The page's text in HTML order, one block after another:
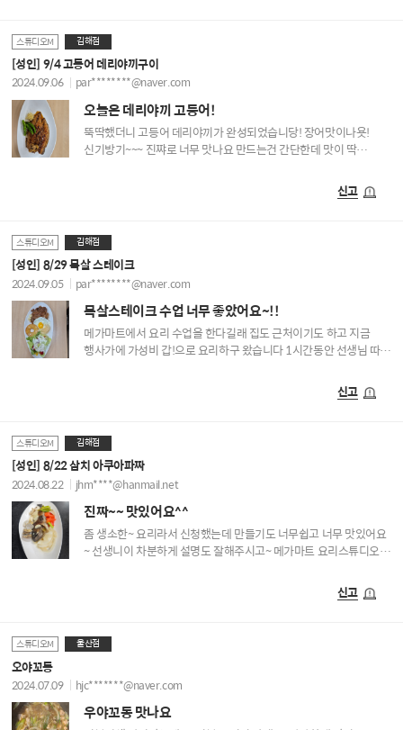
스튜디오M 김해점
[성인] 9/4 고등어 데리야끼구이
2024.09.06 par********@naver.com
오늘은 데리야끼 고등어!
뚝딱했더니 고등어 데리야끼가 완성되었습니당! 장어맛이나욧!
신기방기~~~ 진쨔로 너무 맛나요 만드는건 간단한데 맛이 딱
신고
스튜디오M 김해점
[성인] 8/29 목살 스테이크
2024.09.05 par********@naver.com
목살스테이크 수업 너무 좋았어요~!!
메가마트에서 요리 수업을 한다길래 집도 근처이기도 하고 지금
행사가에 가성비 갑!으로 요리하구 왔습니다 1시간동안 선생님 따라
신고
스튜디오M 김해점
[성인] 8/22 삼치 아쿠아파짜
2024.08.22 jhm****@hanmail.net
진짜~~ 맛있어요^^
좀 생소한~ 요리라서 신청했는데 만들기도 너무쉽고 너무 맛있어요
~ 선생니이 차분하게 설명도 잘해주시고~ 메가마트 요리스튜디오가
신고
스튜디오M 울산점
오야꼬동
2024.07.09 hjc*******@naver.com
우야꼬동 맛나요